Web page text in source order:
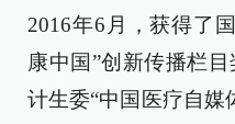
2016年6月，获得了
康中国”创新传播栏
计生委“中国医疗自媒